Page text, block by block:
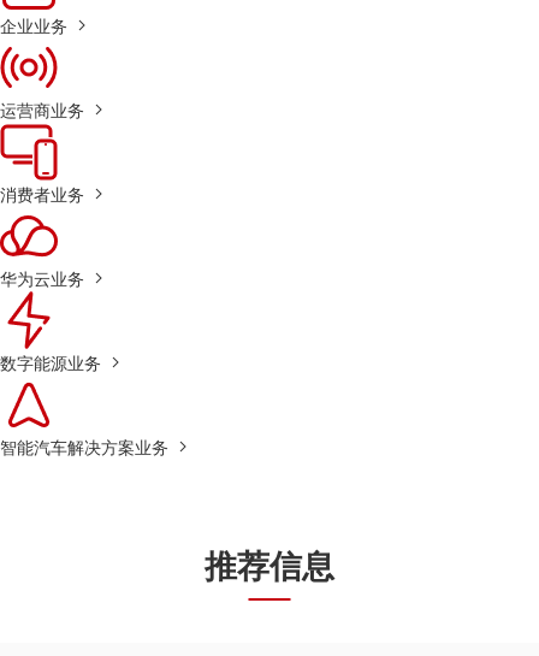
企业业务
运营商业务
消费者业务
华为云业务
数字能源业务
智能汽车解决方案业务
推荐信息